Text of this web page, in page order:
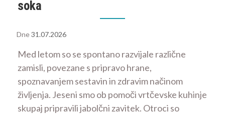
soka
Dne31.07.2026
Med letom so se spontano razvijale različne
zamisli, povezane s pripravo hrane,
spoznavanjem sestavin in zdravim načinom
življenja. Jeseni smo ob pomoči vrtčevske kuhinje
skupaj pripravili jabolčni zavitek. Otroci so